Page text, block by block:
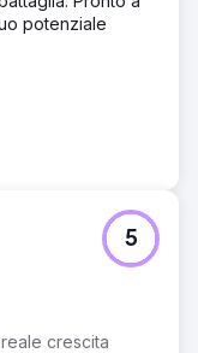
potenziale
crescita
5